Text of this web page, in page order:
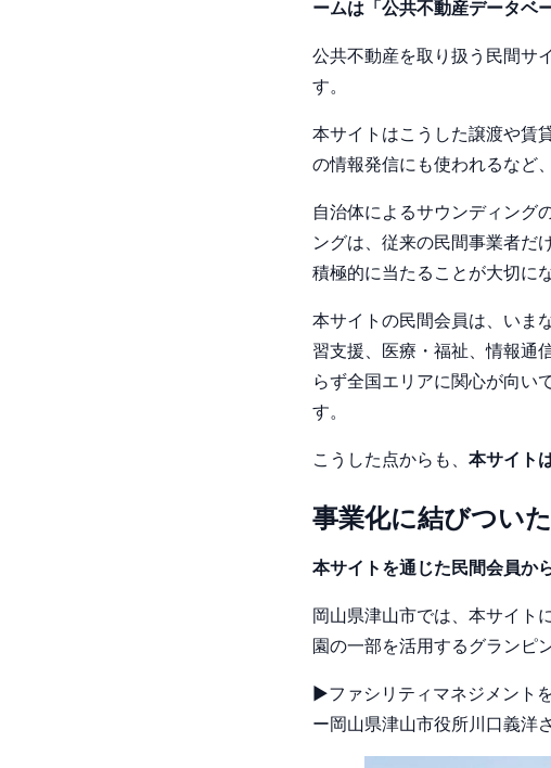
ームは「公共不動産データベ
公共不動産を取り扱う民間サ
す。
本サイトはこうした譲渡や賃
の情報発信にも使われるなど
自治体によるサウンディング
ングは、従来の民間事業者だ
積極的に当たることが大切に
本サイトの民間会員は、いま
習支援、医療・福祉、情報通
らず全国エリアに関心が向い
す。
こうした点からも、 本サイト
事業化に結びつい
本サイトを通じた民間会員か
岡山県津山市では、本サイト
園の一部を活用するグランピ
▶ファシリティマネジメント
ー岡山県津山市役所川口義洋